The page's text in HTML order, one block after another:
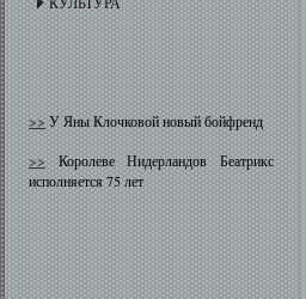
>>У Яны Клочковой новый бойфренд
>>Королеве Нидерландов Беатрикс
исполняется 75 лет